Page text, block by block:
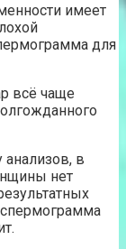
имеет
для
всё чаще
в
нет
спермограмма